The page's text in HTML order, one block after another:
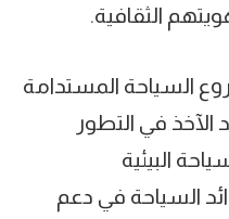
الثقافية.
السياحة المستدامة
الآخذ في التطور
البيئية
السياحة في دعم